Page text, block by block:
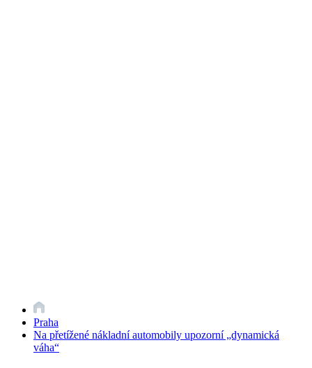
Praha
Na přetížené nákladní automobily upozorní „dynamická
váha“